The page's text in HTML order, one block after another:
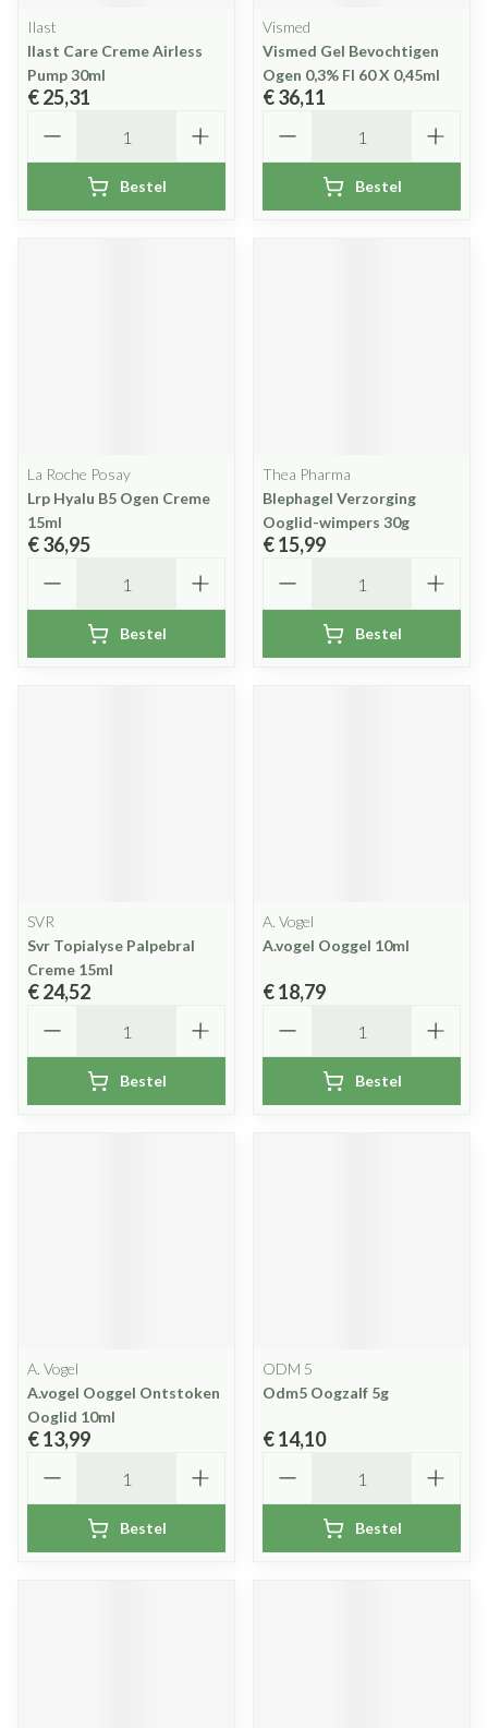
Ilast
Ilast Care Creme Airless
Pump 30ml
€ 25,31
Bestel
Vismed
Vismed Gel Bevochtigen
Ogen 0,3% Fl 60 X 0,45ml
€ 36,11
Bestel
La Roche Posay
Lrp Hyalu B5 Ogen Creme
15ml
€ 36,95
Bestel
Thea Pharma
Blephagel Verzorging
Ooglid-wimpers 30g
€ 15,99
Bestel
SVR
Svr Topialyse Palpebral
Creme 15ml
€ 24,52
Bestel
A. Vogel
A.vogel Ooggel 10ml
€ 18,79
Bestel
A. Vogel
A.vogel Ooggel Ontstoken
Ooglid 10ml
€ 13,99
Bestel
ODM 5
Odm5 Oogzalf 5g
€ 14,10
Bestel